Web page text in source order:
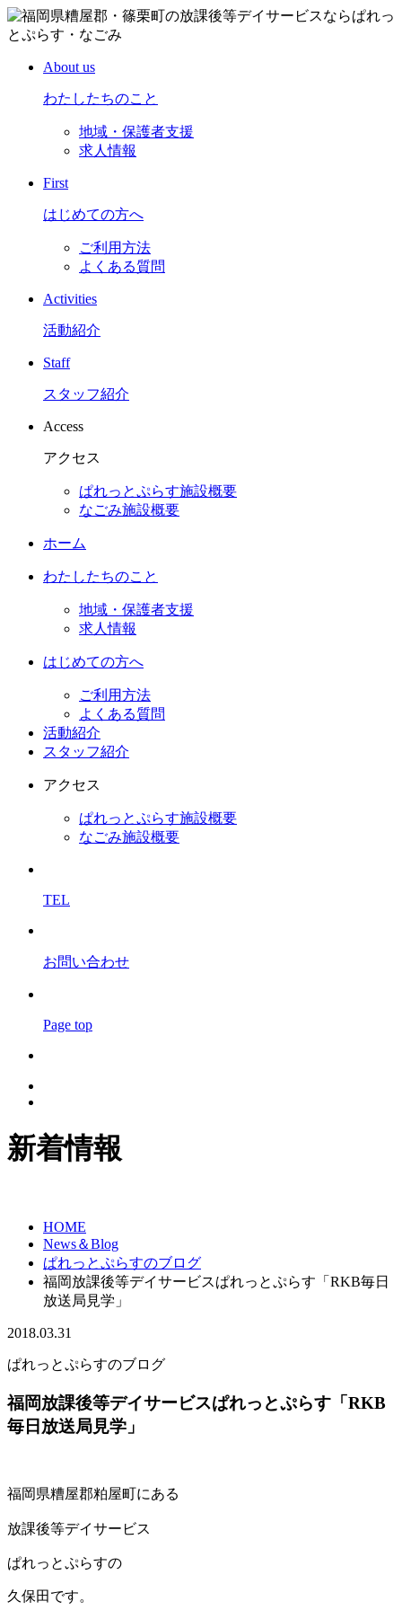
About us
わたしたちのこと
地域・保護者支援
求人情報
First
はじめての方へ
ご利用方法
よくある質問
Activities
活動紹介
Staff
スタッフ紹介
Access
アクセス
ぱれっとぷらす施設概要
なごみ施設概要
ホーム
わたしたちのこと
地域・保護者支援
求人情報
はじめての方へ
ご利用方法
よくある質問
活動紹介
スタッフ紹介
アクセス
ぱれっとぷらす施設概要
なごみ施設概要
TEL
お問い合わせ
Page top
新着情報
HOME
News＆Blog
ぱれっとぷらすのブログ
福岡放課後等デイサービスぱれっとぷらす「RKB毎日
放送局見学」
2018.03.31
ぱれっとぷらすのブログ
福岡放課後等デイサービスぱれっとぷらす「RKB
毎日放送局見学」
福岡県糟屋郡粕屋町にある
放課後等デイサービス
ぱれっとぷらすの
久保田です。